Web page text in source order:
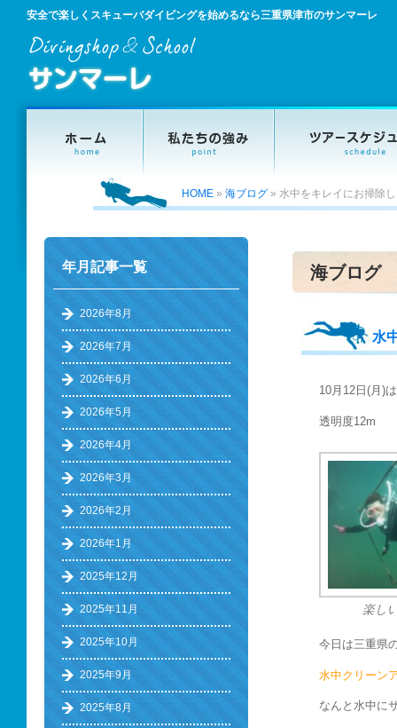
安全で楽しくスキューバダイビングを始めるなら三重県津市のサンマーレ
HOME » 海ブログ » 水中をキレイにお掃除
海ブログ
水
10月12日(月)
透明度12m
楽し
今日は三重県
水中クリーン
なんと水中に
年月記事一覧
2026年8月
2026年7月
2026年6月
2026年5月
2026年4月
2026年3月
2026年2月
2026年1月
2025年12月
2025年11月
2025年10月
2025年9月
2025年8月